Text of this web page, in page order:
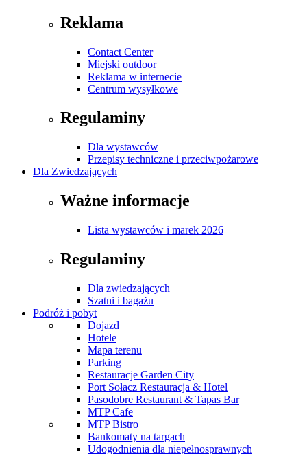
Reklama
Contact Center
Miejski outdoor
Reklama w internecie
Centrum wysyłkowe
Regulaminy
Dla wystawców
Przepisy techniczne i przeciwpożarowe
Dla Zwiedzających
Ważne informacje
Lista wystawców i marek 2026
Regulaminy
Dla zwiedzających
Szatni i bagażu
Podróż i pobyt
Dojazd
Hotele
Mapa terenu
Parking
Restauracje Garden City
Port Sołacz Restauracja & Hotel
Pasodobre Restaurant & Tapas Bar
MTP Cafe
MTP Bistro
Bankomaty na targach
Udogodnienia dla niepełnosprawnych